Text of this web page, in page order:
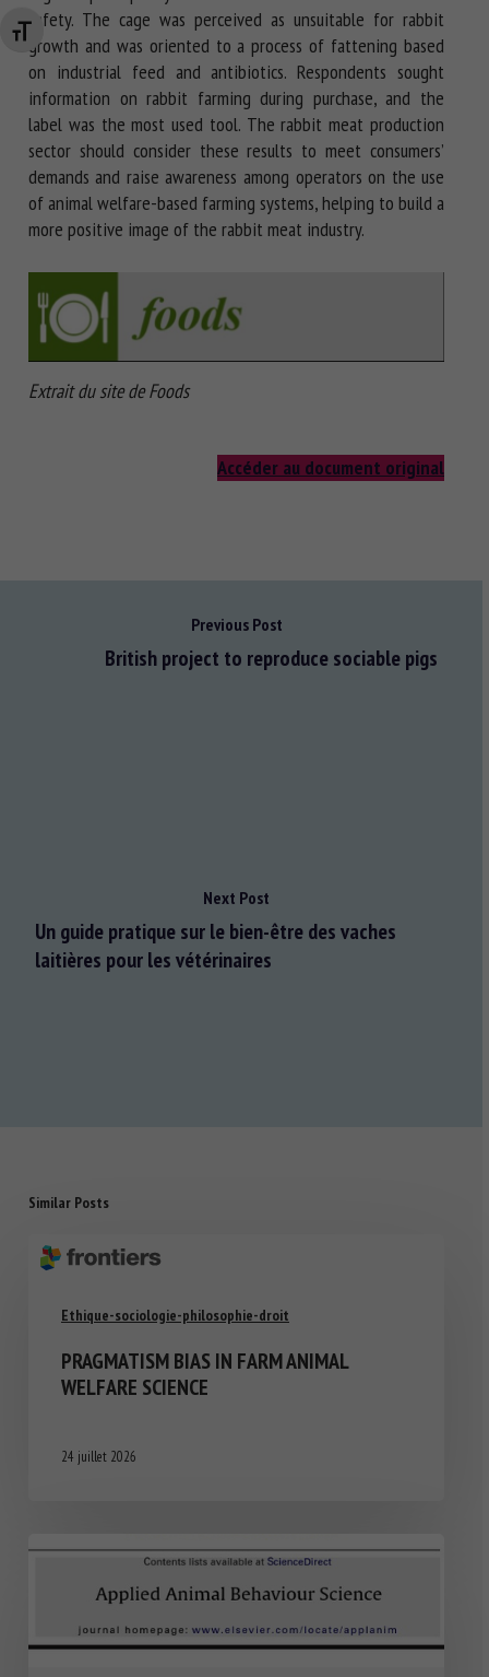
Changer la taille de la police
safety. The cage was perceived as unsuitable for rabbit
growth and was oriented to a process of fattening based
on industrial feed and antibiotics. Respondents sought
information on rabbit farming during purchase, and the
label was the most used tool. The rabbit meat production
sector should consider these results to meet consumers’
demands and raise awareness among operators on the use
of animal welfare-based farming systems, helping to build a
more positive image of the rabbit meat industry.
Extrait du site de Foods
Accéder au document original
Previous Post
British project to reproduce sociable pigs
Next Post
Un guide pratique sur le bien-être des vaches
laitières pour les vétérinaires
Similar Posts
Ethique-sociologie-philosophie-droit
PRAGMATISM BIAS IN FARM ANIMAL
WELFARE SCIENCE
24 juillet 2026